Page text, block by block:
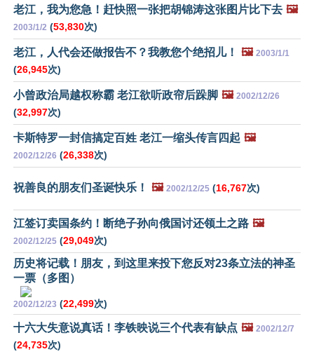
老江，我为您急！赶快照一张把胡锦涛这张图片比下去 🖼️
2003/1/2 (53,830次)
老江，人代会还做报告不？我教您个绝招儿！ 🖼️ 2003/1/1
(26,945次)
小曾政治局越权称霸 老江欲听政帘后跺脚 🖼️ 2002/12/26
(32,997次)
卡斯特罗一封信搞定百姓 老江一缩头传言四起 🖼️
2002/12/26 (26,338次)
祝善良的朋友们圣诞快乐！ 🖼️ 2002/12/25 (16,767次)
江签订卖国条约！断绝子孙向俄国讨还领土之路 🖼️
2002/12/25 (29,049次)
历史将记载！朋友，到这里来投下您反对23条立法的神圣
一票（多图）
2002/12/23 (22,499次)
十六大失意说真话！李铁映说三个代表有缺点 🖼️ 2002/12/7
(24,735次)